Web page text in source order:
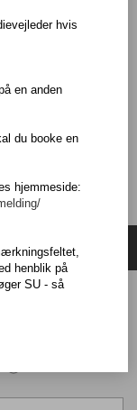
der er undtagelser.
svarer til avu-
dansk, niveau
hvis
en anden
du booke en
hjemmeside:
henblik på
SU - så